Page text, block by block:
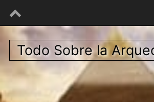
Todo Sobre la